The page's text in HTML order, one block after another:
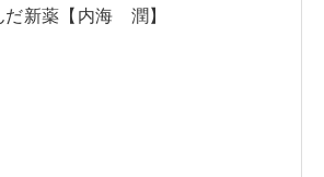
新薬【内海 潤】